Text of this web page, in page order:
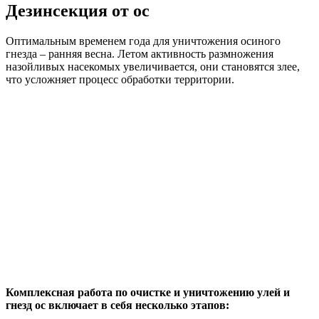
Дезинсекция от ос
Оптимальным временем года для уничтожения осиного
гнезда – ранняя весна. Летом активность размножения
назойливых насекомых увеличивается, они становятся злее,
что усложняет процесс обработки территории.
Комплексная работа по очистке и уничтожению улей и
гнезд ос включает в себя несколько этапов: